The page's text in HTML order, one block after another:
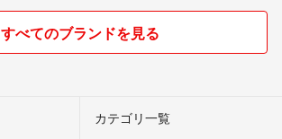
すべてのブランドを見る
カテゴリ一覧